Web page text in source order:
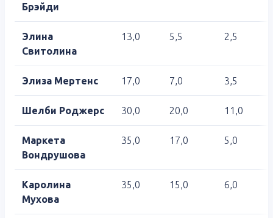
Брэйди
Элина
Свитолина
13,0 5,5 2,5
Элиза Мертенс 17,0 7,0 3,5
Шелби Роджерс 30,0 20,0 11,0
Маркета
Вондрушова
35,0 17,0 5,0
Каролина
Мухова
35,0 15,0 6,0